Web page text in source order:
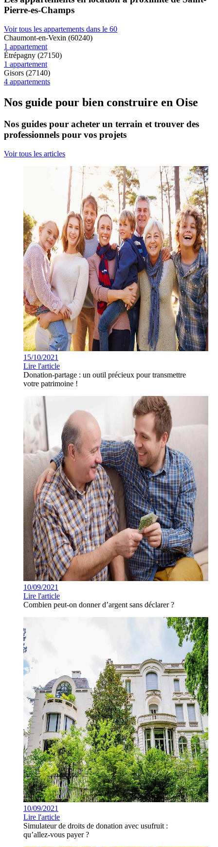
Pierre-es-Champs
Voir tous les appartements dans le 60
Chaumont-en-Vexin (60240)
1 appartement
Étrépagny (27150)
1 appartement
Gisors (27140)
4 appartements
Nos guide pour bien construire en Oise
Nos guides pour acheter un terrain et trouver des
professionnels pour vos projets
Voir tous les articles
15/10/2021
Lire l'article
Donation-partage : un outil précieux pour transmettre
votre patrimoine !
10/09/2021
Lire l'article
Combien peut-on donner d’argent sans déclarer ?
10/09/2021
Lire l'article
Simulateur de droits de donation avec usufruit :
qu’allez-vous payer ?